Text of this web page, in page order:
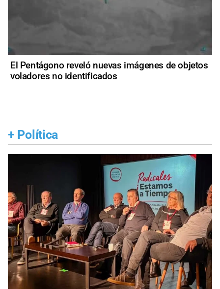
El Pentágono reveló nuevas imágenes de objetos
voladores no identificados
+ Política